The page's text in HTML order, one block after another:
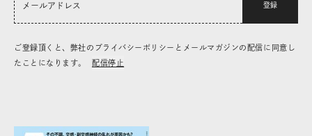
登録
ご登録頂くと、弊社のプライバシーポリシーとメールマガジンの配信に同意し
たことになります。
配信停止